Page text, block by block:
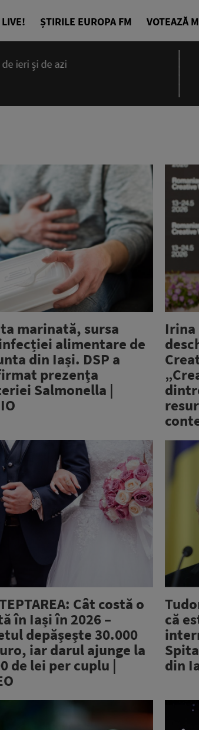
LIVE! ȘTIRILE EUROPA FM VOTEAZĂ
ieri și de azi
marinată, sursa
alimentare de
din Iași. DSP a
prezența
Salmonella |
Irina
Cât costă o
în Iași în 2026 –
depășește 30.000
iar darul ajunge la
de lei per cuplu |
că
din